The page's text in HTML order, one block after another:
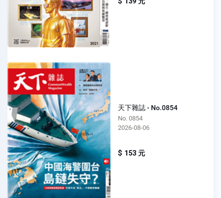
天下雜誌 - No.0854
No. 0854
2026-08-06
$ 153 元